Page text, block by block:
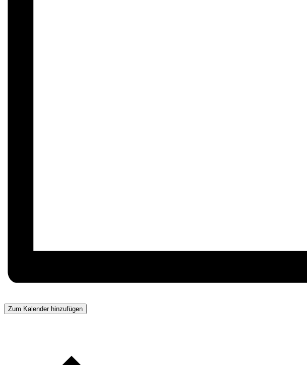
Zum Kalender hinzufügen